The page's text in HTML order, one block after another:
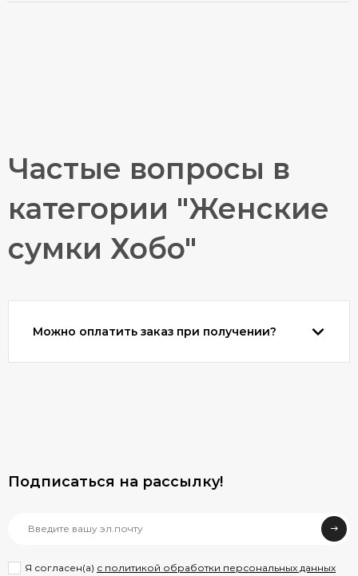
Частые вопросы в
категории "Женские
сумки Хобо"
Можно оплатить заказ при получении?
Подписаться на рассылкy!
Я согласен(a) с политикой обработки персональных данных